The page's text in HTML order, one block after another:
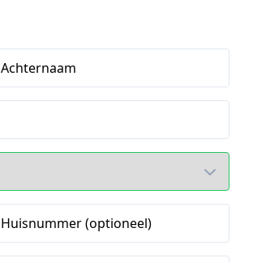
Achternaam
Huisnummer (optioneel)